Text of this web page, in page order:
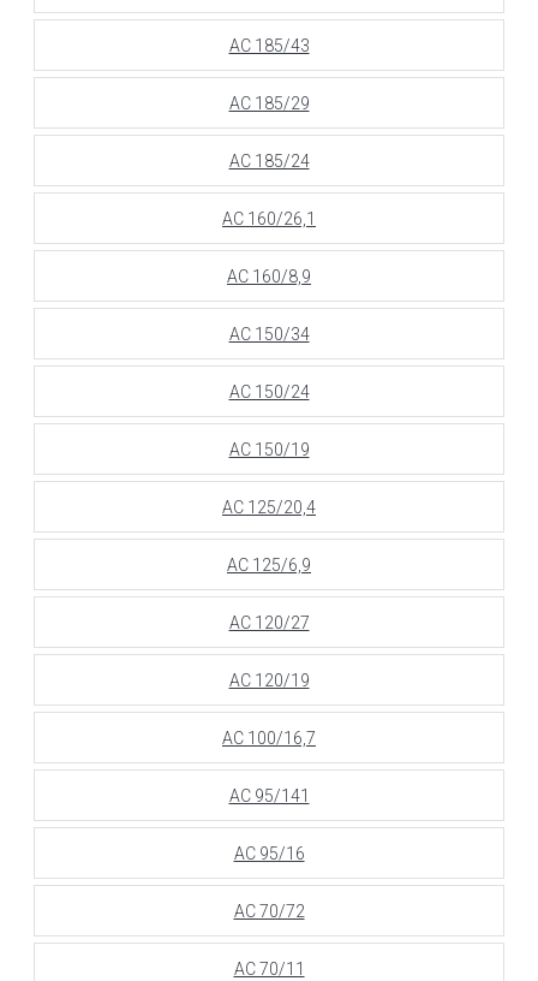
АС 185/43
АС 185/29
АС 185/24
АС 160/26,1
АС 160/8,9
АС 150/34
АС 150/24
АС 150/19
АС 125/20,4
АС 125/6,9
АС 120/27
АС 120/19
АС 100/16,7
АС 95/141
АС 95/16
АС 70/72
АС 70/11